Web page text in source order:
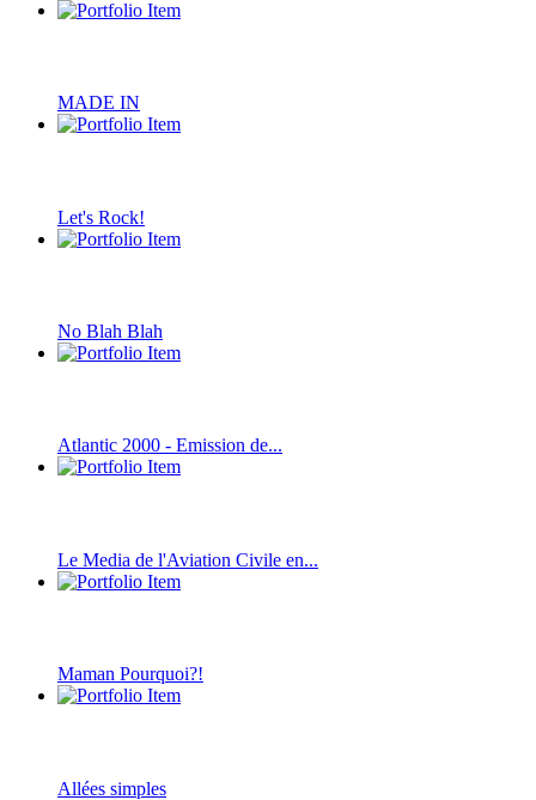
MADE IN
Let's Rock!
No Blah Blah
Atlantic 2000 - Emission de...
Le Media de l'Aviation Civile en...
Maman Pourquoi?!
Allées simples